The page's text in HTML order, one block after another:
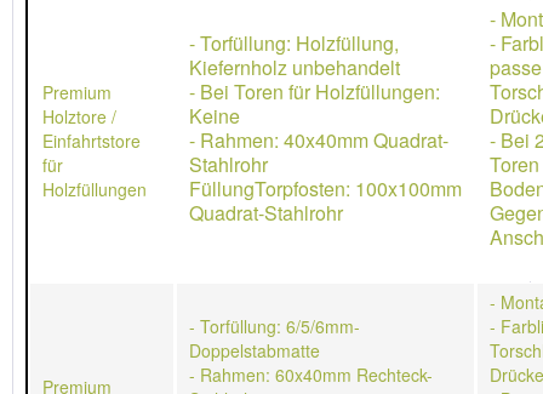
Premium
Holztore /
Einfahrtstore
für
Holzfüllungen
- Torfüllung: Holzfüllung,
Kiefernholz unbehandelt
- Bei Toren für Holzfüllungen:
Keine
- Rahmen: 40x40mm Quadrat-
Stahlrohr
FüllungTorpfosten: 100x100mm
Quadrat-Stahlrohr
-
-
- Bei
Premium
- Torfüllung: 6/5/6mm-
Doppelstabmatte
- Rahmen: 60x40mm Rechteck-
-
-